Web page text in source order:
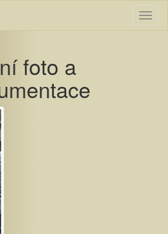
foto a